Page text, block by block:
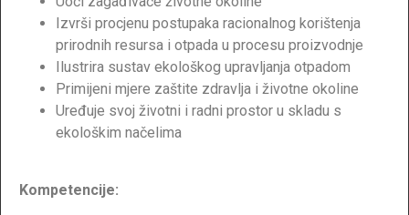
Izvrši procjenu postupaka racionalnog korištenja
prirodnih resursa i otpada u procesu proizvodnje
Ilustrira sustav ekološkog upravljanja otpadom
Primijeni mjere zaštite zdravlja i životne okoline
Uređuje svoj životni i radni prostor u skladu s
ekološkim načelima
Kompetencije: